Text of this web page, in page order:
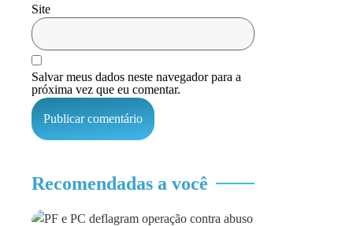
Site
Salvar meus dados neste navegador para a
próxima vez que eu comentar.
Recomendadas a você